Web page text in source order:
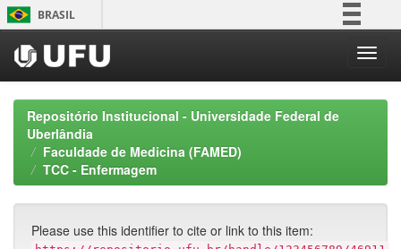
Skip
navigation
BRASIL
Participe
Acesso à informação
Repositório Institucional - Universidade Federal de
Uberlândia
Faculdade de Medicina (FAMED)
TCC - Enfermagem
Please use this identifier to cite or link to this item: